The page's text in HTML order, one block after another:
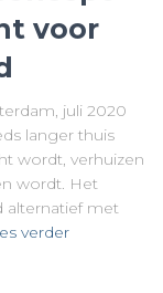
voor
juli 2020
langer thuis
wordt, verhuizen
wordt. Het
alternatief met
verder